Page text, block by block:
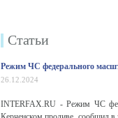
Статьи
Режим ЧС федерального
26.12.2024
INTERFAX.RU - Режим ЧС